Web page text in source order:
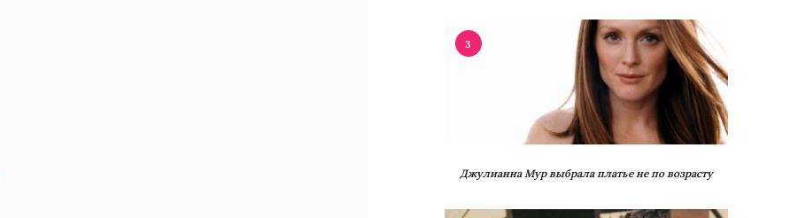
3
Джулианна Мур выбрала платье не по возрасту